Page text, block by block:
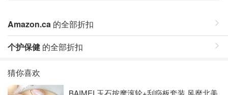
Amazon.ca 的全部折扣
个护保健 的全部折扣
猜你喜欢
BAIMEI 玉石按摩滚轮+刮痧板套装 风靡北美